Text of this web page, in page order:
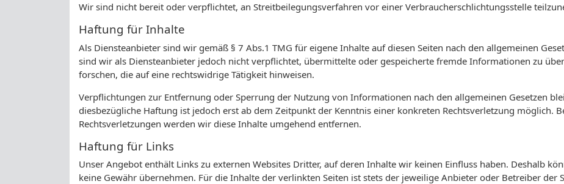
Wir sind nicht bereit oder verpflichtet, an Streitbeilegungsverfahren vor einer Verbraucherschlichtungsstelle
Haftung für Inhalte
Als Diensteanbieter sind wir gemäß § 7 Abs.1 TMG für eigene Inhalte auf diesen Seiten nach den allgemeinen
sind wir als Diensteanbieter jedoch nicht verpflichtet, übermittelte oder gespeicherte fremde Informationen zu
forschen, die auf eine rechtswidrige Tätigkeit hinweisen.
Verpflichtungen zur Entfernung oder Sperrung der Nutzung von Informationen nach den allgemeinen Gesetzen
diesbezügliche Haftung ist jedoch erst ab dem Zeitpunkt der Kenntnis einer konkreten Rechtsverletzung möglich.
Rechtsverletzungen werden wir diese Inhalte umgehend entfernen.
Haftung für Links
Unser Angebot enthält Links zu externen Websites Dritter, auf deren Inhalte wir keinen Einfluss haben. Deshalb
keine Gewähr übernehmen. Für die Inhalte der verlinkten Seiten ist stets der jeweilige Anbieter oder Betreiber der